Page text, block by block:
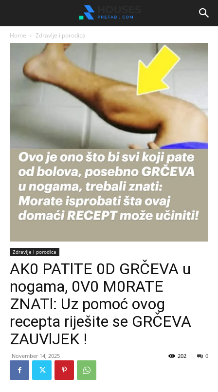
Home Zdravlje i porodica
Zdravlje i porodica
AK0 PATlTE 0D GRČEVA u
nogama, 0V0 M0RATE
ZNATl: Uz pomoć ovog
recepta riješite se GRČEVA
ZAUVlJEK !
November 14, 2025 0
202